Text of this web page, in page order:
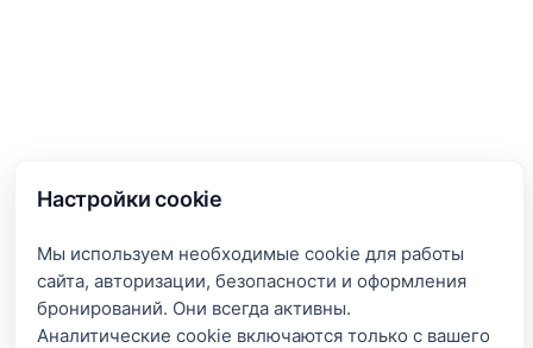
Настройки cookie
Мы используем необходимые cookie для работы
сайта, авторизации, безопасности и оформления
бронирований. Они всегда активны.
Аналитические cookie включаются только с вашего